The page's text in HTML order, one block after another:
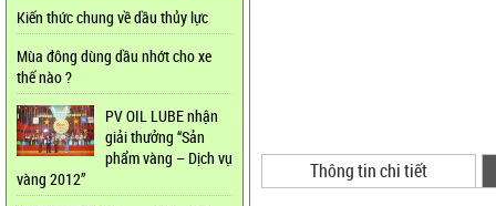
Kiến thức chung về dầu thủy lực
Mùa đông dùng dầu nhớt cho xe
thế nào ?
PV OIL LUBE nhận
giải thưởng “Sản
phẩm vàng – Dịch vụ
vàng 2012”
Thông tin chi tiết